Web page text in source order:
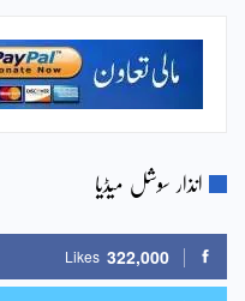
انذار سوشل میڈیا
322,000
Likes